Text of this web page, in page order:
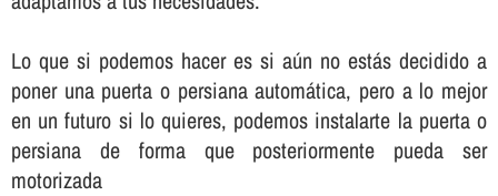
Lo que si podemos hacer es si aún no estás decidido a
poner una puerta o persiana automática, pero a lo mejor
en un futuro si lo quieres, podemos instalarte la puerta o
persiana de forma que posteriormente pueda ser
motorizada